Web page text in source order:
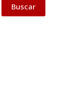
Buscar